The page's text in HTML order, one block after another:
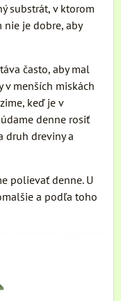
substrát, v ktorom
nie je dobre, aby
často, aby mal
v menších miskách
keď je v
denne rosiť
druh dreviny a
polievať denne. U
a podľa toho